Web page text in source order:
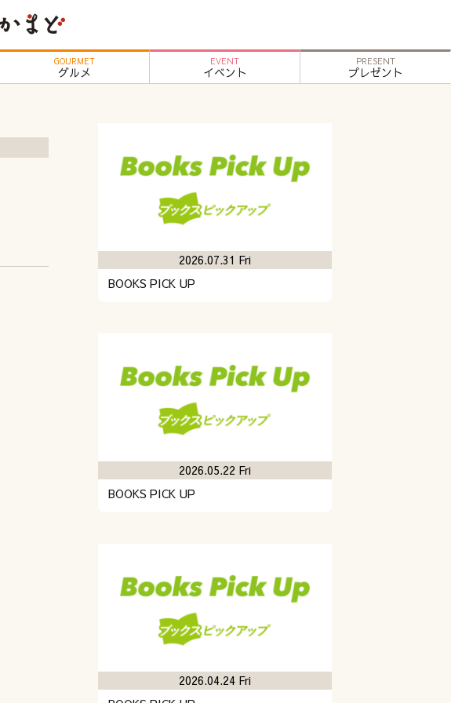
GOURMET
グルメ
EVENT
イベント
PRESENT
プレゼント
BOOKS PICK UP
2026.07.31 Fri
BOOKS PICK UP
2026.05.22 Fri
2026.04.24 Fri